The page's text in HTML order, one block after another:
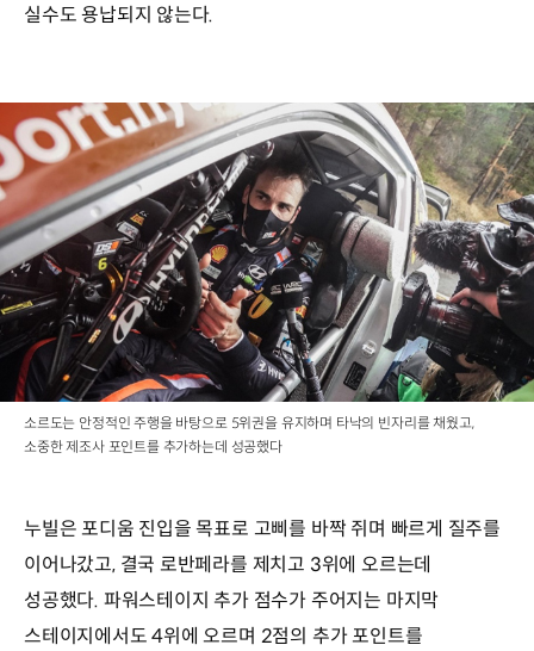
실수도 용납되지 않는다.
소르도는 안정적인 주행을 바탕으로 5위권을 유지하며 타낙의 빈자리를 채웠고,
소중한 제조사 포인트를 추가하는데 성공했다
누빌은 포디움 진입을 목표로 고삐를 바짝 쥐며 빠르게 질주를
이어나갔고, 결국 로반페라를 제치고 3위에 오르는데
성공했다. 파워스테이지 추가 점수가 주어지는 마지막
스테이지에서도 4위에 오르며 2점의 추가 포인트를